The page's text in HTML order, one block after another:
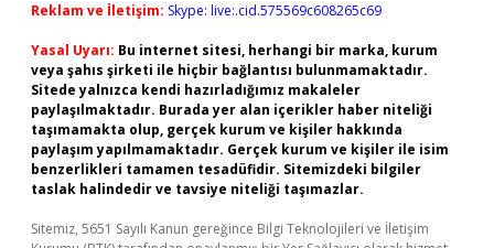
Reklam ve İletişim: Skype: live:.cid.575569c608265c69
Yasal Uyarı: Bu internet sitesi, herhangi bir marka, kurum
veya şahıs şirketi ile hiçbir bağlantısı bulunmamaktadır.
Sitede yalnızca kendi hazırladığımız makaleler
paylaşılmaktadır. Burada yer alan içerikler haber niteliği
taşımamakta olup, gerçek kurum ve kişiler hakkında
paylaşım yapılmamaktadır. Gerçek kurum ve kişiler ile isim
benzerlikleri tamamen tesadüfidir. Sitemizdeki bilgiler
taslak halindedir ve tavsiye niteliği taşımazlar.
Sitemiz, 5651 Sayılı Kanun gereğince Bilgi Teknolojileri ve İletişim